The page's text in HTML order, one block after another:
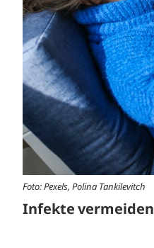
Foto: Pexels, Polina Tankilevitch
Infekte vermeiden